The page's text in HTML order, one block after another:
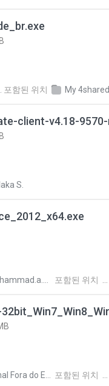
포함된 위치 My 4shared
S.
포함된 위치
포함된 위치